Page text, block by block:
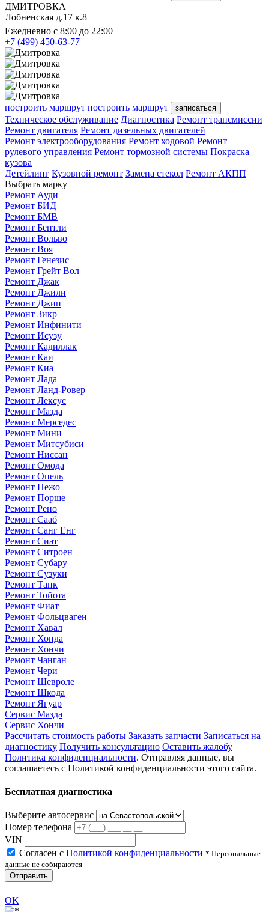
ДМИТРОВКА
Лобненская д.17 к.8
Ежедневно с 8:00 до 22:00
+7 (499) 450-63-77
построить маршрут построить маршрут записаться
Техническое обслуживание Диагностика Ремонт трансмиссии
Ремонт двигателя Ремонт дизельных двигателей
Ремонт электрооборудования Ремонт ходовой Ремонт
рулевого управления Ремонт тормозной системы Покраска
кузова
Детейлинг Кузовной ремонт Замена стекол Ремонт АКПП
Выбрать марку
Ремонт Ауди
Ремонт БИД
Ремонт БМВ
Ремонт Бентли
Ремонт Вольво
Ремонт Воя
Ремонт Генезис
Ремонт Грейт Вол
Ремонт Джак
Ремонт Джили
Ремонт Джип
Ремонт Зикр
Ремонт Инфинити
Ремонт Исузу
Ремонт Кадиллак
Ремонт Каи
Ремонт Киа
Ремонт Лада
Ремонт Ланд-Ровер
Ремонт Лексус
Ремонт Мазда
Ремонт Мерседес
Ремонт Мини
Ремонт Митсубиси
Ремонт Ниссан
Ремонт Омода
Ремонт Опель
Ремонт Пежо
Ремонт Порше
Ремонт Рено
Ремонт Сааб
Ремонт Санг Енг
Ремонт Сиат
Ремонт Ситроен
Ремонт Субару
Ремонт Сузуки
Ремонт Танк
Ремонт Тойота
Ремонт Фиат
Ремонт Фольцваген
Ремонт Хавал
Ремонт Хонда
Ремонт Хончи
Ремонт Чанган
Ремонт Чери
Ремонт Шевроле
Ремонт Шкода
Ремонт Ягуар
Сервис Мазда
Сервис Хончи
Рассчитать стоимость работы Заказать запчасти Записаться на
диагностику Получить консультацию Оставить жалобу
Политика конфиденциальности. Отправляя данные, вы
соглашаетесь с Политикой конфиденциальности этого сайта.
Бесплатная диагностика
Выберите автосервис
Номер телефона
VIN
Согласен с Политикой конфиденциальности * Персональные
данные не собираются
Отправить
OK